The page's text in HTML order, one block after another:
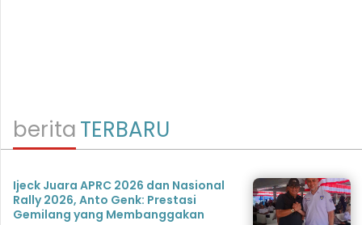
beritaTERBARU
Ijeck Juara APRC 2026 dan Nasional
Rally 2026, Anto Genk: Prestasi
Gemilang yang Membanggakan